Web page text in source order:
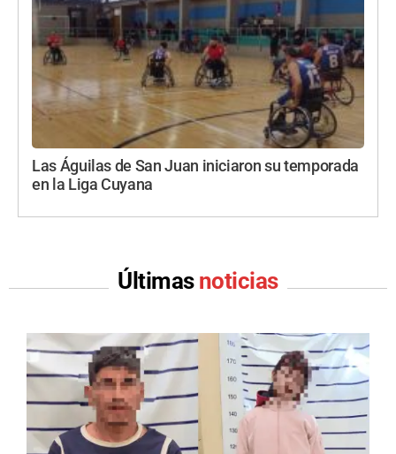
Las Águilas de San Juan iniciaron su temporada
en la Liga Cuyana
Últimas noticias